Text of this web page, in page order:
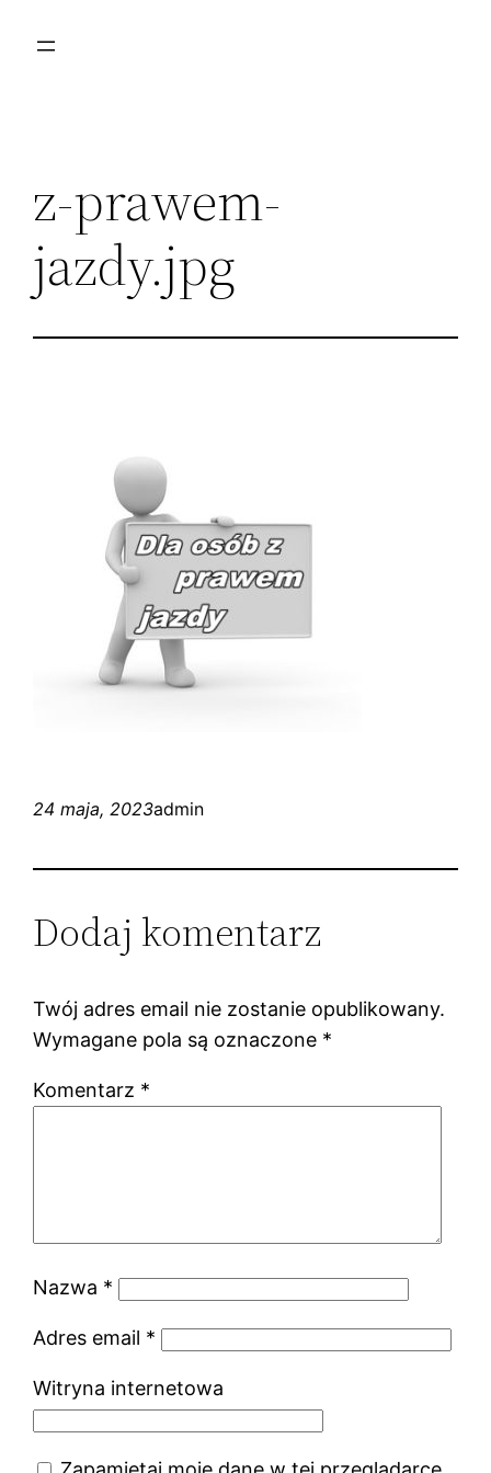
z-prawem-
jazdy.jpg
24 maja, 2023admin
Dodaj komentarz
Twój adres email nie zostanie opublikowany.
Wymagane pola są oznaczone *
Komentarz *
Nazwa *
Adres email *
Witryna internetowa